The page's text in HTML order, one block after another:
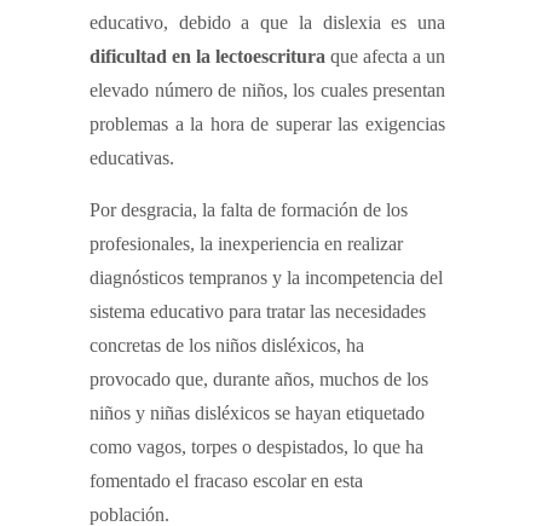
educativo, debido a que la dislexia es una
dificultad en la lectoescritura que afecta a un
elevado número de niños, los cuales presentan
problemas a la hora de superar las exigencias
educativas.
Por desgracia, la falta de formación de los
profesionales, la inexperiencia en realizar
diagnósticos tempranos y la incompetencia del
sistema educativo para tratar las necesidades
concretas de los niños disléxicos, ha
provocado que, durante años, muchos de los
niños y niñas disléxicos se hayan etiquetado
como vagos, torpes o despistados, lo que ha
fomentado el fracaso escolar en esta
población.